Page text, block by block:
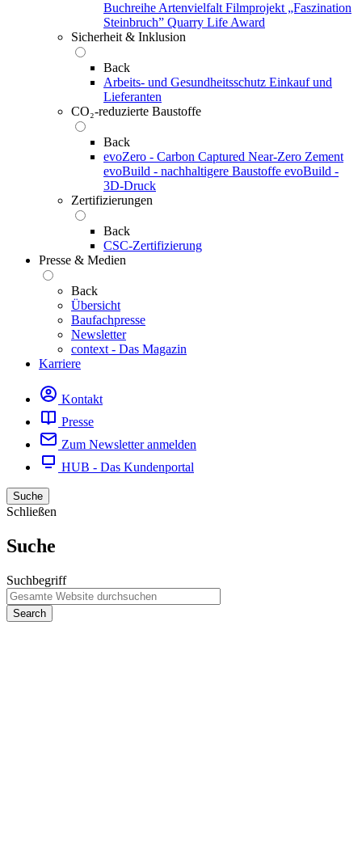
Buchreihe Artenvielfalt Filmprojekt „Faszination
Steinbruch” Quarry Life Award
Sicherheit & Inklusion
Back
Arbeits- und Gesundheitsschutz Einkauf und
Lieferanten
CO₂-reduzierte Baustoffe
Back
evoZero - Carbon Captured Near-Zero Zement
evoBuild - nachhaltigere Baustoffe evoBuild -
3D-Druck
Zertifizierungen
Back
CSC-Zertifizierung
Presse & Medien
Back
Übersicht
Baufachpresse
Newsletter
context - Das Magazin
Karriere
Kontakt
Presse
Zum Newsletter anmelden
HUB - Das Kundenportal
Suche
Schließen
Suche
Suchbegriff